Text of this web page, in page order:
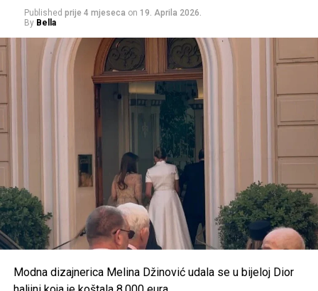
Published prije 4 mjeseca on 19. Aprila 2026.
By Bella
Modna dizajnerica Melina Džinović udala se u bijeloj Dior